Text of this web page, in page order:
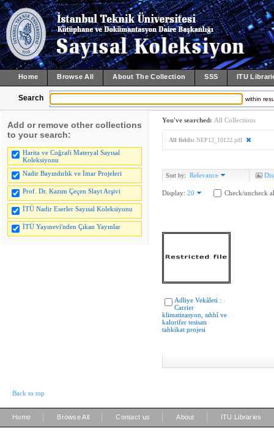
Home Browse All About The Collection SSS ITU
Search within
Add or remove other collections
to your search:
Harita ve Coğrafi Materyal Sayısal
Koleksiyonu
Nadir Bayındırlık ve İmar Projeleri
Prof. Dr. Kazım Çeçen Slayt Arşivi
İTÜ Nadir Eserler Sayısal Koleksiyonu
İTÜ Yayınevi'nden Çıkan Yayınlar
You've searched: All Collections
All fields: NEP12_10122.pdf
Sort by: Relevance
Display: 20 Check/uncheck
Adliye Vekâleti :
Carrier
klimatizasyon, sıhhî ve
kalorifer tesisatı
tahkikat projesi
Back to top
Home Browse All Contact us About ITU Libraries